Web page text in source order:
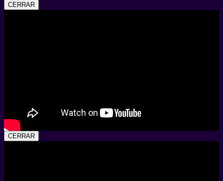
CERRAR
CERRAR